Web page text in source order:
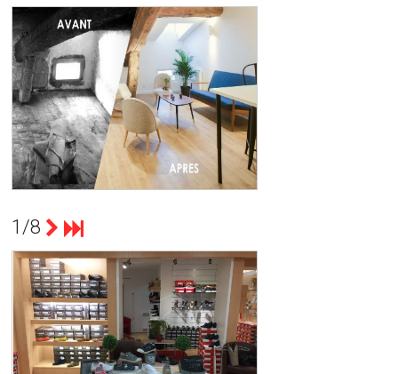
count(page_images)1
AMÉNAGEMENT DE COMBLES EN
DUPLEX POUR UNE SUPERFICIE DE
63 MÉTRES CARRÉS
1/8
count(page_images)1
INSTALLATION D’ÉCLAIRAGE POUR
LA BOUTIQUE